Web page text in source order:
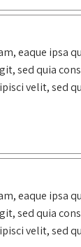
eaque ipsa
sed quia
velit, sed
eaque ipsa
sed quia
velit, sed